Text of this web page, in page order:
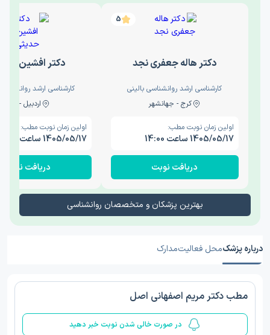
5
دکتر هاله جعفری نجد
کارشناسی ارشد روانشناسی بالینی
کرج - جهانشهر
اولین زمان نوبت مطب:
1405/05/17 ساعت 14:00
دریافت نوبت
دکتر افشین
کارشناسی ارشد
اردبیل - والی
اولین زمان نوبت مطب:
1405/05/17 ساعت 15:00
دریافت نوبت
بهترین پزشکان و متخصصان روانشناسی
درباره پزشکمحل فعالیتمدارک
مطب دکتر مریم اصفهانی اصل
در صورت خالی شدن نوبت خبر دهید